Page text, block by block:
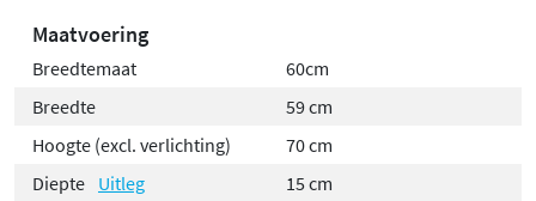
Maatvoering
Breedtemaat
60cm
Breedte
59 cm
Hoogte (excl. verlichting)
70 cm
Diepte Uitleg 15 cm